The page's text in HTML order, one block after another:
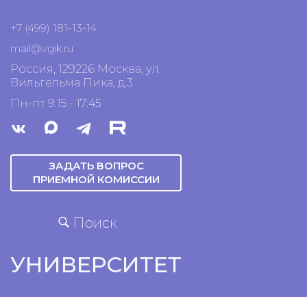
+7 (499) 181-13-14
mail@vgik. ru
Россия, 129226 Москва, ул.
Вильгельма Пика, д.3
Пн-пт 9:15 - 17:45
ЗАДАТЬ ВОПРОС
ПРИЕМНОЙ КОМИССИИ
Поиск
УНИВЕРСИТЕТ